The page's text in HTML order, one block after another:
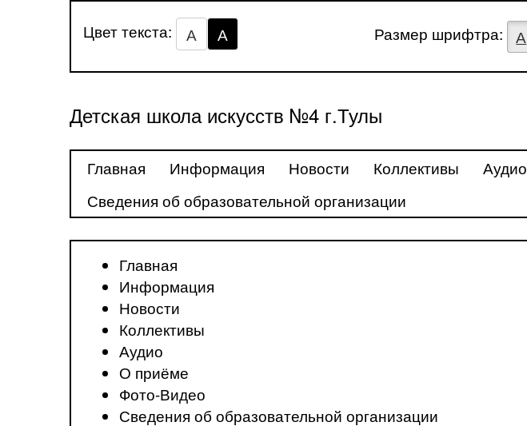
Цвет текста: А А Размер шрифтра: А
Детская школа искусств №4 г.Тулы
Главная Информация Новости Коллективы Аудио
Сведения об образовательной организации
Главная
Информация
Новости
Коллективы
Аудио
О приёме
Фото-Видео
Сведения об образовательной организации